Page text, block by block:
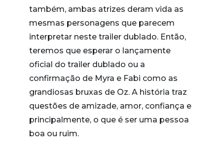
também, ambas atrizes deram vida as
mesmas personagens que parecem
interpretar neste trailer dublado. Então,
teremos que esperar o lançamente
oficial do trailer dublado ou a
confirmação de Myra e Fabi como as
grandiosas bruxas de Oz. A história traz
questões de amizade, amor, confiança e
principalmente, o que é ser uma pessoa
boa ou ruim.